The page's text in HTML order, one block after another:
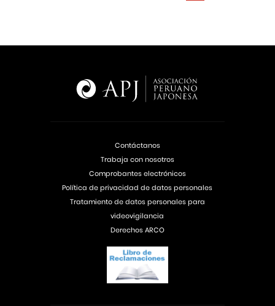
Contáctanos
Trabaja con nosotros
Comprobantes electrónicos
Política de privacidad de datos personales
Tratamiento de datos personales para
videovigilancia
Derechos ARCO